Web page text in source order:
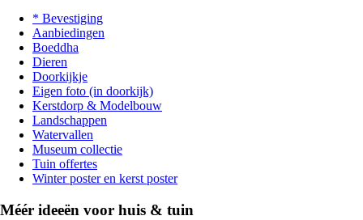
* Bevestiging
Aanbiedingen
Boeddha
Dieren
Doorkijkje
Eigen foto (in doorkijk)
Kerstdorp & Modelbouw
Landschappen
Watervallen
Museum collectie
Tuin offertes
Winter poster en kerst poster
Méér ideeën voor huis & tuin